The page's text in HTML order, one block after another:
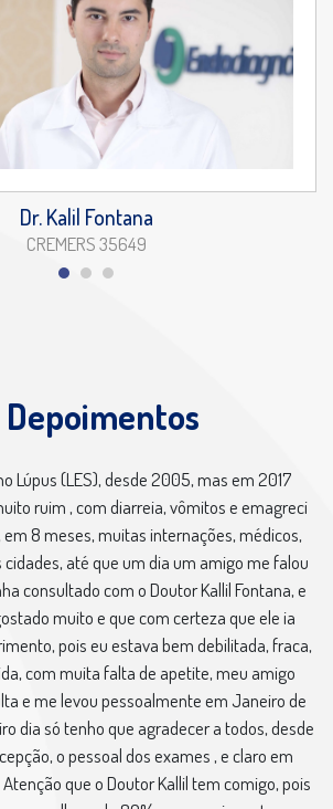
Dr. Kalil Fontana
CREMERS 35649
Depoimentos
Lúpus (LES), desde 2005, mas em 2017
ruim , com diarreia, vômitos e emagreci
em 8 meses, muitas internações, médicos,
até que um dia um amigo me falou
consultado com o Doutor Kallil Fontana, e
muito e que com certeza que ele ia
pois eu estava bem debilitada, fraca,
com muita falta de apetite, meu amigo
e me levou pessoalmente em Janeiro de
dia só tenho que agradecer a todos, desde
o pessoal dos exames , e claro em
que o Doutor Kallil tem comigo, pois